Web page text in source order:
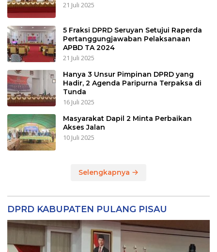
21 Juli 2025
5 Fraksi DPRD Seruyan Setujui Raperda
Pertanggungjawaban Pelaksanaan
APBD TA 2024
21 Juli 2025
Hanya 3 Unsur Pimpinan DPRD yang
Hadir, 2 Agenda Paripurna Terpaksa di
Tunda
16 Juli 2025
Masyarakat Dapil 2 Minta Perbaikan
Akses Jalan
10 Juli 2025
Selengkapnya
DPRD KABUPATEN PULANG PISAU